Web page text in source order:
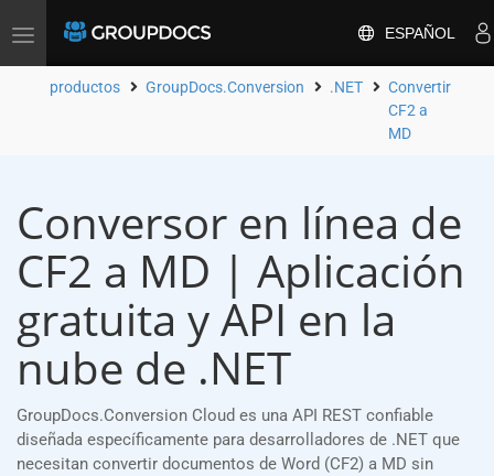
Toggle
ESPAÑOL
productos GroupDocs.Conversion .NET
Convertir
CF2 a
MD
Conversor en línea de
CF2 a MD | Aplicación
gratuita y API en la
nube de .NET
GroupDocs.Conversion Cloud es una API REST confiable
diseñada específicamente para desarrolladores de .NET que
necesitan convertir documentos de Word (CF2) a MD sin